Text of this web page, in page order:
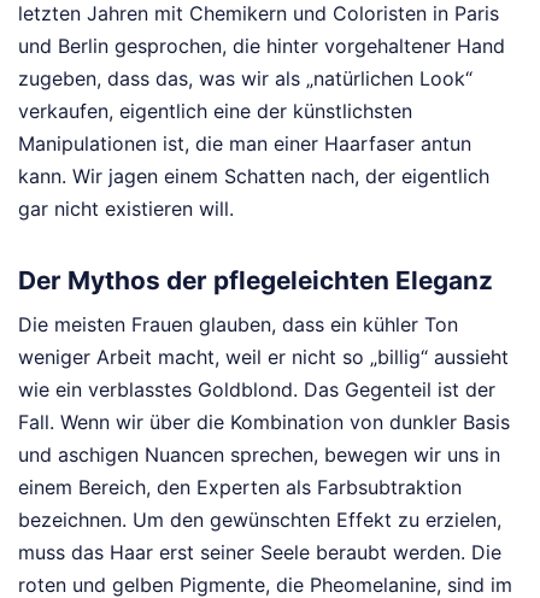
letzten Jahren mit Chemikern und Coloristen in Paris
und Berlin gesprochen, die hinter vorgehaltener Hand
zugeben, dass das, was wir als „natürlichen Look“
verkaufen, eigentlich eine der künstlichsten
Manipulationen ist, die man einer Haarfaser antun
kann. Wir jagen einem Schatten nach, der eigentlich
gar nicht existieren will.
Der Mythos der pflegeleichten Eleganz
Die meisten Frauen glauben, dass ein kühler Ton
weniger Arbeit macht, weil er nicht so „billig“ aussieht
wie ein verblasstes Goldblond. Das Gegenteil ist der
Fall. Wenn wir über die Kombination von dunkler Basis
und aschigen Nuancen sprechen, bewegen wir uns in
einem Bereich, den Experten als Farbsubtraktion
bezeichnen. Um den gewünschten Effekt zu erzielen,
muss das Haar erst seiner Seele beraubt werden. Die
roten und gelben Pigmente, die Pheomelanine, sind im